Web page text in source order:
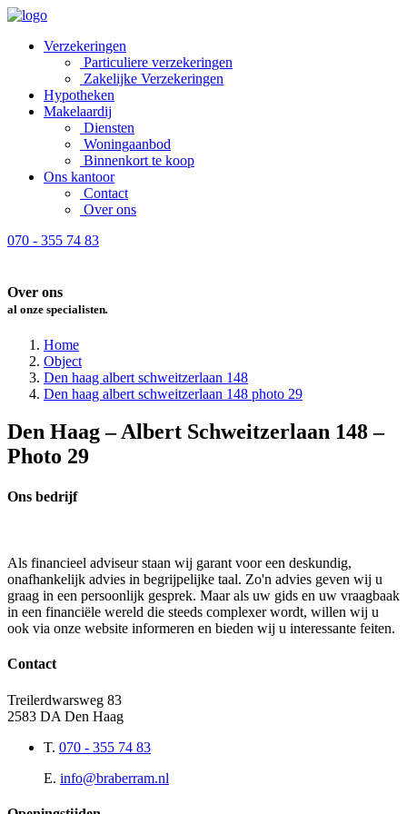
Verzekeringen
Particuliere verzekeringen
Zakelijke Verzekeringen
Hypotheken
Makelaardij
Diensten
Woningaanbod
Binnenkort te koop
Ons kantoor
Contact
Over ons
070 - 355 74 83
Over ons
al onze specialisten.
Home
Object
Den haag albert schweitzerlaan 148
Den haag albert schweitzerlaan 148 photo 29
Den Haag – Albert Schweitzerlaan 148 –
Photo 29
Ons bedrijf
Als financieel adviseur staan wij garant voor een deskundig,
onafhankelijk advies in begrijpelijke taal. Zo'n advies geven wij u
graag in een persoonlijk gesprek. Maar als uw gids en uw vraagbaak
in een financiële wereld die steeds complexer wordt, willen wij u
ook via onze website informeren en bieden wij u interessante feiten.
Contact
Treilerdwarsweg 83
2583 DA Den Haag
T. 070 - 355 74 83
E. info@braberram.nl